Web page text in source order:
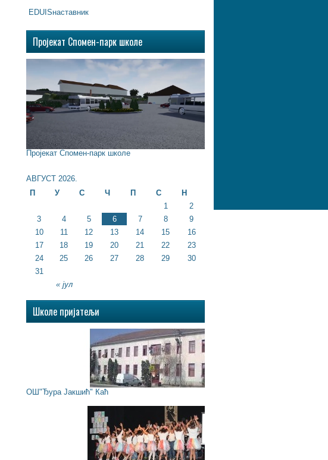
EDUISнаставник
Пројекат Спомен-парк школе
Пројекат Спомен-парк школе
АВГУСТ 2026.
П
У С Ч П С Н
« јул
1
2
3
4 5 6 7 8
9
10
11 12 13 14 15
16
17
18 19 20 21 22
23
24
25 26 27 28 29
30
31
Школе пријатељи
ОШ"Ђура Јакшић" Каћ